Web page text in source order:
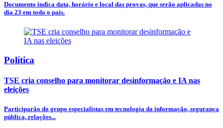
Documento indica data, horário e local das provas, que serão aplicadas no
dia 23 em todo o país.
Política
TSE cria conselho para monitorar desinformação e IA nas
eleições
Participarão do grupo especialistas em tecnologia da informação, segurança
pública, relações...